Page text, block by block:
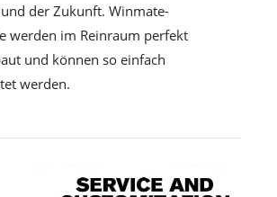
der Zukunft. Winmate-
werden im Reinraum perfekt
und können so einfach
werden.